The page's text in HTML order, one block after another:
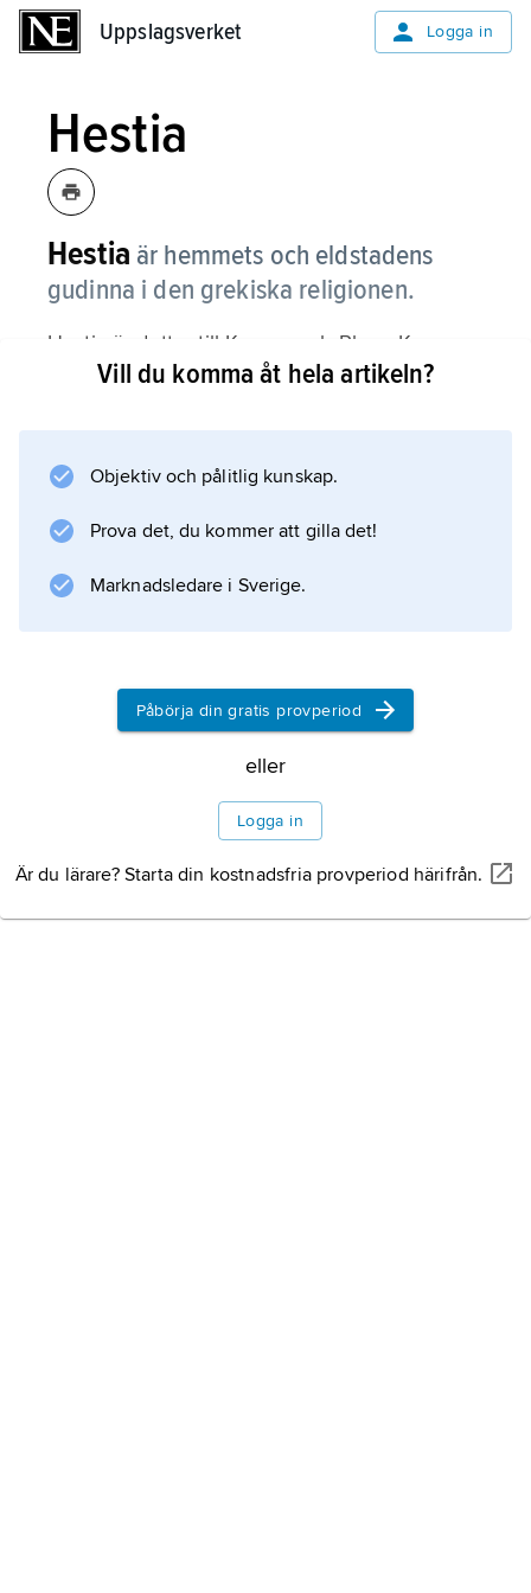
Uppslagsverket Logga in
Hestia
Hestia är hemmets och eldstadens
gudinna i den grekiska religionen.
Hestia är dotter till Kronos och Rhea. Kronos
var den mäktigaste av titanerna. För att
tvingade han sin far att kräkas upp Hestia och
Vill du komma åt hela artikeln?
Objektiv och pålitlig kunskap.
Prova det, du kommer att gilla det!
Marknadsledare i Sverige.
Påbörja din gratis provperiod
eller
Logga in
Är du lärare? Starta din kostnadsfria provperiod härifrån.